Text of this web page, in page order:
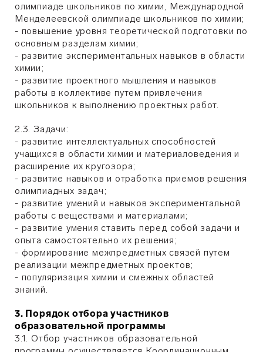
олимпиаде школьников по химии, Международной
Менделеевской олимпиаде школьников по химии;
- повышение уровня теоретической подготовки по
основным разделам химии;
- развитие экспериментальных навыков в области
химии;
- развитие проектного мышления и навыков
работы в коллективе путем привлечения
школьников к выполнению проектных работ.
2.3. Задачи:
- развитие интеллектуальных способностей
учащихся в области химии и материаловедения и
расширение их кругозора;
- развитие навыков и отработка приемов решения
олимпиадных задач;
- развитие умений и навыков экспериментальной
работы с веществами и материалами;
- развитие умения ставить перед собой задачи и
опыта самостоятельно их решения;
- формирование межпредметных связей путем
реализации межпредметных проектов;
- популяризация химии и смежных областей
знаний.
3. Порядок отбора участников
образовательной программы
3.1. Отбор участников образовательной